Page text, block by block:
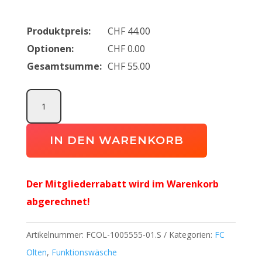
Produktpreis: CHF 44.00
Optionen:
CHF0.00
Gesamtsumme: CHF55.00
Distinction
FC
Olten
Menge
IN DEN WARENKORB
Der Mitgliederrabatt wird im Warenkorb
abgerechnet!
Artikelnummer: FCOL-1005555-01.S Kategorien: FC
Olten, Funktionswäsche